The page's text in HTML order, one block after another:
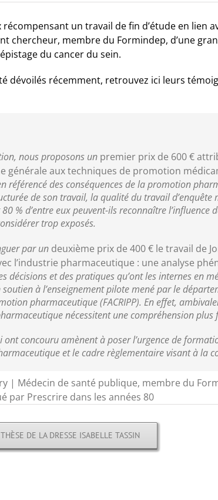
un travail de fin d’étude en lien
chercheur, membre du Formindep, d’une
du cancer du sein.
dévoilés récemment, retrouvez ici leurs
nous proposons un premier prix de 600 €
générale aux techniques de promotion
référencé des conséquences de la promotion
de son travail, la qualité du travail
% d’entre eux peuvent-ils reconnaître
trop exposés.
par un deuxième prix de 400 € le travail de
l’industrie pharmaceutique : une analyse
décisions et des pratiques qu’ont les internes en
à l’enseignement pilote mené par le
pharmaceutique (FACRIPP). En effet,
nécessitent une compréhension plus
ont concouru amènent à poser l’urgence de
et le cadre règlementaire visant à la
| Médecin de santé publique, membre du
par Prescrire dans les années 80
DE LA DRESSE ISABELLE TASSIN